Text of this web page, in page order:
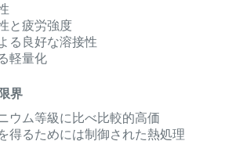
と疲労強度
る良好な溶接性
軽量化
界
ウム等級に比べ比較的高価
得るためには制御された熱処理